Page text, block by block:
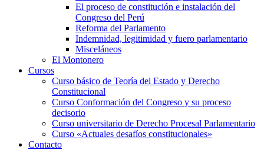
El proceso de constitución e instalación del
Congreso del Perú
Reforma del Parlamento
Indemnidad, legitimidad y fuero parlamentario
Misceláneos
El Montonero
Cursos
Curso básico de Teoría del Estado y Derecho
Constitucional
Curso Conformación del Congreso y su proceso
decisorio
Curso universitario de Derecho Procesal Parlamentario
Curso «Actuales desafíos constitucionales»
Contacto